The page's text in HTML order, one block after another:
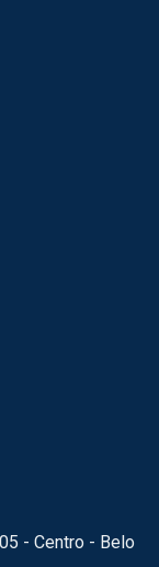
- Centro - Belo